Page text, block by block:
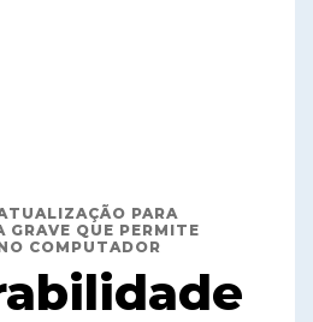
PARA
GRAVE QUE PERMITE
COMPUTADOR